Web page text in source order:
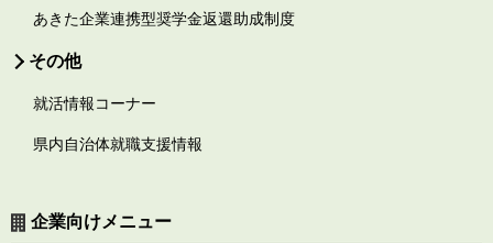
あきた企業連携型奨学金返還助成制度
その他
就活情報コーナー
県内自治体就職支援情報
企業向けメニュー